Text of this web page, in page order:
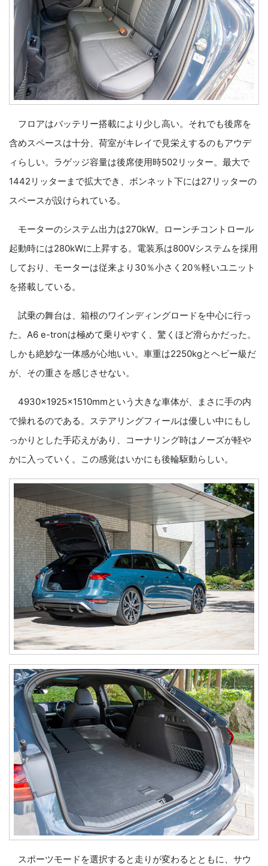
フロアはバッテリー搭載により少し高い。それでも後席を
含めスペースは十分、荷室がキレイで見栄えするのもアウデ
ィらしい。ラゲッジ容量は後席使用時502リッター。最大で
1442リッターまで拡大でき、ボンネット下には27リッターの
スペースが設けられている。
モーターのシステム出力は270kW。ローンチコントロール
起動時には280kWに上昇する。電装系は800Vシステムを採用
しており、モーターは従来より30％小さく20％軽いユニット
を搭載している。
試乗の舞台は、箱根のワインディングロードを中心に行っ
た。A6 e-tronは極めて乗りやすく、驚くほど滑らかだった。
しかも絶妙な一体感が心地いい。車重は2250kgとヘビー級だ
が、その重さを感じさせない。
4930×1925×1510mmという大きな車体が、まさに手の内
で操れるのである。ステアリングフィールは優しい中にもし
っかりとした手応えがあり、コーナリング時はノーズが軽や
かに入っていく。この感覚はいかにも後輪駆動らしい。
スポーツモードを選択すると走りが変わるとともに、サウ